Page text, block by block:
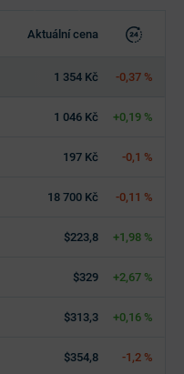
Aktuální cena
1 354 Kč -0,37 %
1 046 Kč +0,19 %
197 Kč -0,1 %
18 700 Kč -0,11 %
$223,8 +1,98 %
$329 +2,67 %
$313,3 +0,16 %
$354,8 -1,2 %